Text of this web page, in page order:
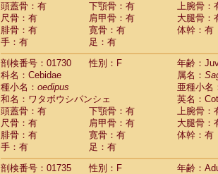
頭蓋骨：有
下顎骨：有
上腕骨：
尺骨：有
肩甲骨：有
大腿骨：
腓骨：有
寛骨：有
体幹：有
手：有
足：有
剖検番号：01730
性別：F
年齢：
科名：Cebidae
属名：
種小名： oedipus
亜種小名
和名：ワタボウシパンシェ
英名：
頭蓋骨：有
下顎骨：有
上腕骨：
尺骨：有
肩甲骨：有
大腿骨：
腓骨：有
寛骨：有
体幹：有
手：有
足：有
剖検番号：01735
性別：F
年齢：